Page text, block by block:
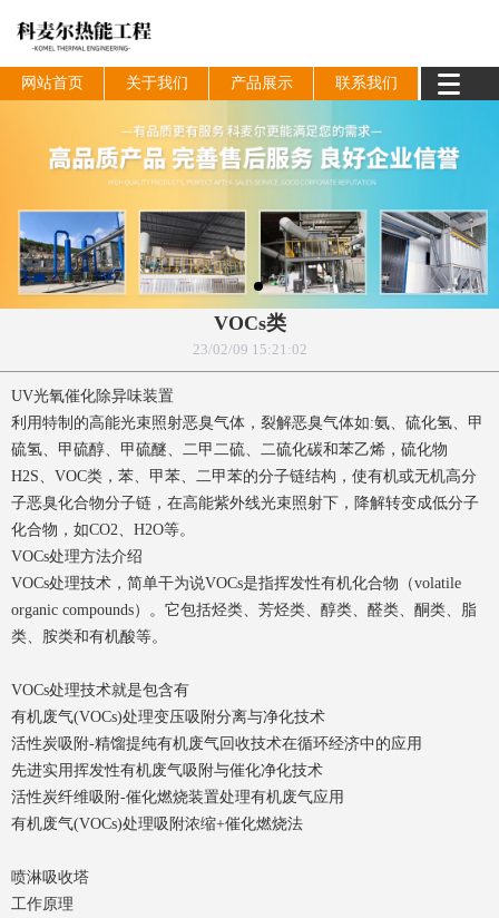
网站首页 关于我们 产品展示 联系我们
VOCs类
23/02/09 15:21:02
UV光氧催化除异味装置
利用特制的高能光束照射恶臭气体，裂解恶臭气体如:氨、硫化氢、甲
硫氢、甲硫醇、甲硫醚、二甲二硫、二硫化碳和苯乙烯，硫化物
H2S、VOC类，苯、甲苯、二甲苯的分子链结构，使有机或无机高分
子恶臭化合物分子链，在高能紫外线光束照射下，降解转变成低分子
化合物，如CO2、H2O等。
VOCs处理方法介绍
VOCs处理技术，简单干为说VOCs是指挥发性有机化合物（volatile
organic compounds）。它包括烃类、芳烃类、醇类、醛类、酮类、脂
类、胺类和有机酸等。
VOCs处理技术就是包含有
有机废气(VOCs)处理变压吸附分离与净化技术
活性炭吸附-精馏提纯有机废气回收技术在循环经济中的应用
先进实用挥发性有机废气吸附与催化净化技术
活性炭纤维吸附-催化燃烧装置处理有机废气应用
有机废气(VOCs)处理吸附浓缩+催化燃烧法
喷淋吸收塔
工作原理